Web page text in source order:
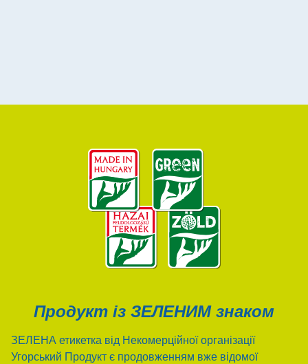
Продукт із ЗЕЛЕНИМ знаком
ЗЕЛЕНА етикетка від Некомерційної організації
Угорський Продукт є продовженням вже відомої